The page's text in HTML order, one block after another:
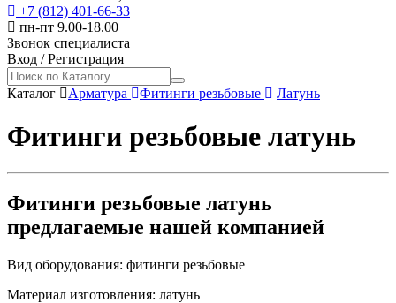
+7 (812) 401-66-33
пн-пт 9.00-18.00
Звонок специалиста
Вход /Регистрация
Каталог Арматура Фитинги резьбовые Латунь
Фитинги резьбовые латунь
Фитинги резьбовые латунь
предлагаемые нашей компанией
Вид оборудования: фитинги резьбовые
Материал изготовления: латунь